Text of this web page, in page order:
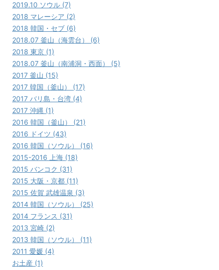
2019.10 ソウル (7)
2018 マレーシア (2)
2018 韓国・セブ (6)
2018.07 釜山（海雲台） (6)
2018 東京 (1)
2018.07 釜山（南浦洞・西面） (5)
2017 釜山 (15)
2017 韓国（釜山） (17)
2017 バリ島・台湾 (4)
2017 沖縄 (1)
2016 韓国（釜山） (21)
2016 ドイツ (43)
2016 韓国（ソウル） (16)
2015-2016 上海 (18)
2015 バンコク (31)
2015 大阪・京都 (11)
2015 佐賀 武雄温泉 (3)
2014 韓国（ソウル） (25)
2014 フランス (31)
2013 宮崎 (2)
2013 韓国（ソウル） (11)
2011 愛媛 (4)
お土産 (1)